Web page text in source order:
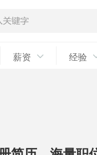
薪资 经验